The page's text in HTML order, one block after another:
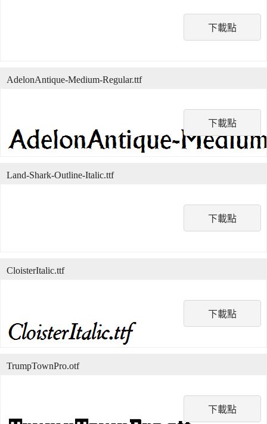
下載點
下載點
AdelonAntique-Medium-Regular.ttf
下載點
Land-Shark-Outline-Italic.ttf
下載點
CloisterItalic.ttf
下載點
TrumpTownPro.otf